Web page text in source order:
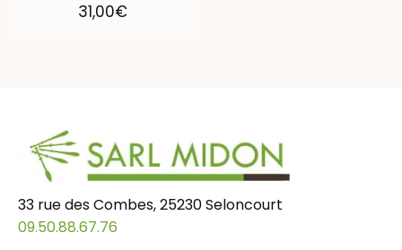
31,00€
33 rue des Combes, 25230 Seloncourt
09.50.88.67.76